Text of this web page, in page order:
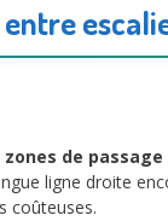
zones de passage
ligne droite
coûteuses.